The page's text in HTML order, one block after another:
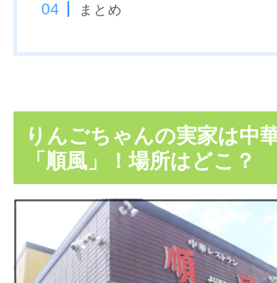
まとめ
りんごちゃんの実家は中
「順風」！場所はどこ？